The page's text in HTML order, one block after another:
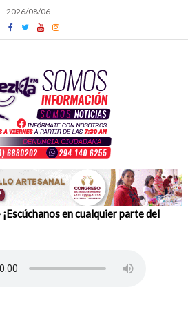
2026/08/06
en cualquier parte del